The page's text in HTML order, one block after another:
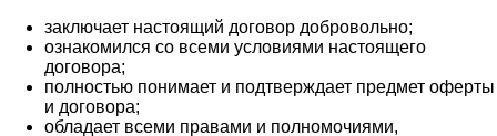
заключает настоящий договор добровольно;
ознакомился со всеми условиями настоящего
договора;
полностью понимает и подтверждает предмет оферты
и договора;
обладает всеми правами и полномочиями,